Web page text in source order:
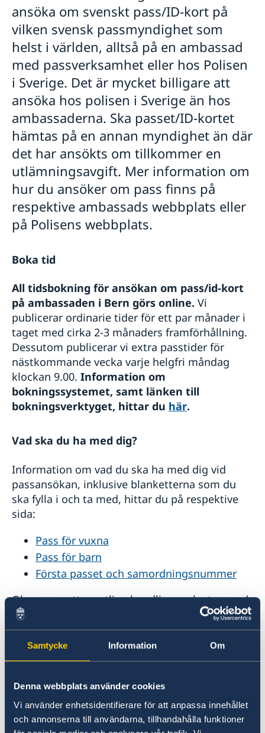
Samtycke Information Om
Denna webbplats använder cookies
Vi använder enhetsidentifierare för att anpassa innehållet
och annonserna till användarna, tillhandahålla funktioner
Information om och länk till tidsbokning
Pass för vuxna
Pass för barn under 18 år
Första passet - Samordningsnummer
Nationellt ID-kort
Provisoriskt pass
Frågor och svar om pass, samordningsnummer och
öppettider
Hjälp kring medborgarskap
Gifta sig utomlands
Avgifter och accepterade betalningsmedel hos
ambassaden i Bern
Reseinformation
Ambassadens reseinformation
Aktuella händelser
Allmänna säkerhetsläget
Terrorism
Naturförhållanden och katastrofer
In- och utresebestämmelser
Hälso- och sjukvård
Lokala lagar och sedvänjor
Kriminalitet och personlig säkerhet
Trafiksäkerhet
Resa i landet
ansöka om svenskt pass/ID-kort på
vilken svensk passmyndighet som
helst i världen, alltså på en ambassad
med passverksamhet eller hos Polisen
i Sverige. Det är mycket billigare att
ansöka hos polisen i Sverige än hos
ambassaderna. Ska passet/ID-kortet
hämtas på en annan myndighet än där
det har ansökts om tillkommer en
utlämningsavgift. Mer information om
hur du ansöker om pass finns på
respektive ambassads webbplats eller
på Polisens webbplats.
Boka tid
All tidsbokning för ansökan om pass/id-kort
på ambassaden i Bern görs online. Vi
publicerar ordinarie tider för ett par månader i
taget med cirka 2-3 månaders framförhållning.
Dessutom publicerar vi extra passtider för
nästkommande vecka varje helgfri måndag
klockan 9.00. Information om
bokningssystemet, samt länken till
bokningsverktyget, hittar du här.
Vad ska du ha med dig?
Information om vad du ska ha med dig vid
passansökan, inklusive blanketterna som du
ska fylla i och ta med, hittar du på respektive
sida:
Pass för vuxna
Pass för barn
Första passet och samordningsnummer
Observera att samtliga handlingar ska tas med
i original.
Passets giltighetstid har gått ut
ditt svenska medborgarskap och ditt
schweiziska uppehållstillstånd förblir giltigt.
Vid passansökan ska du ha med dig en giltig